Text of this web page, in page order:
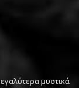
μυστικά